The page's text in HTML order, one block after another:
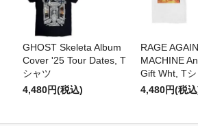
GHOST Skeleta Album
Cover '25 Tour Dates, T
シャツ
4,480円(税込)
RAGE
MACHINE
Gift Wht, T
4,480円(税